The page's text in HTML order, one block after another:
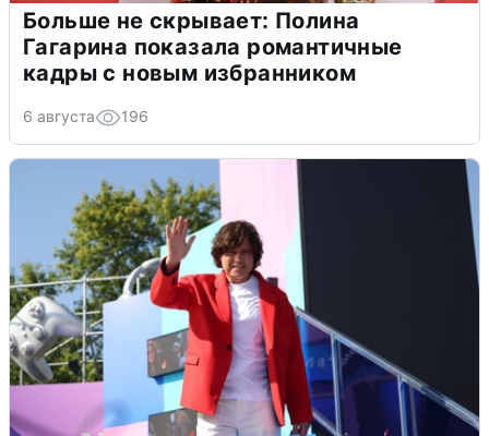
Больше не скрывает: Полина
Гагарина показала романтичные
кадры с новым избранником
6 августа 196